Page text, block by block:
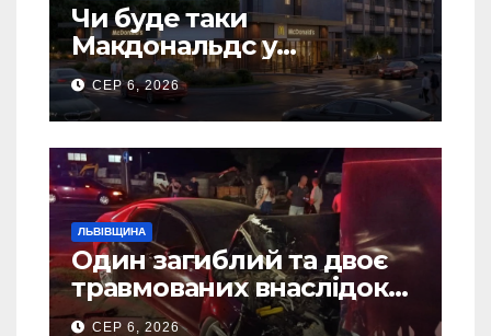
Чи буде таки
Макдональдс у
Дрогобичі? (Фото)
СЕР 6, 2026
ЛЬВІВЩИНА
Один загиблий та двоє
травмованих внаслідок
ДТП на Самбірщині
СЕР 6, 2026